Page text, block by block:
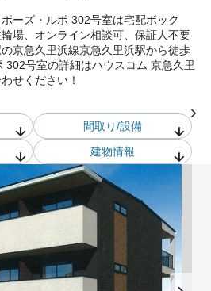
ーズ・ルポ 302号室は宅配ボック
場、オンライン相談可、保証人不要
京急久里浜線京急久里浜駅から徒歩
302号室の詳細はハウスコム 京急久里
せください！
間取り/設備
建物情報